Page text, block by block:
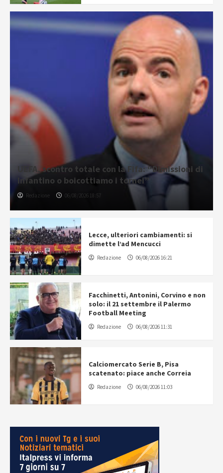
UEFA, scontro totale con la Fifa: “Dimissioni di
Infantino o boicottiamo i tornei”
Redazione 06/08/2026 18:57
Lecce, ulteriori cambiamenti: si
dimette l’ad Mencucci
Redazione 06/08/2026 16:21
Facchinetti, Antonini, Corvino e non
solo: il 21 settembre il Palermo
Football Meeting
Redazione 06/08/2026 11:31
Calciomercato Serie B, Pisa
scatenato: piace anche Correia
Redazione 06/08/2026 11:03